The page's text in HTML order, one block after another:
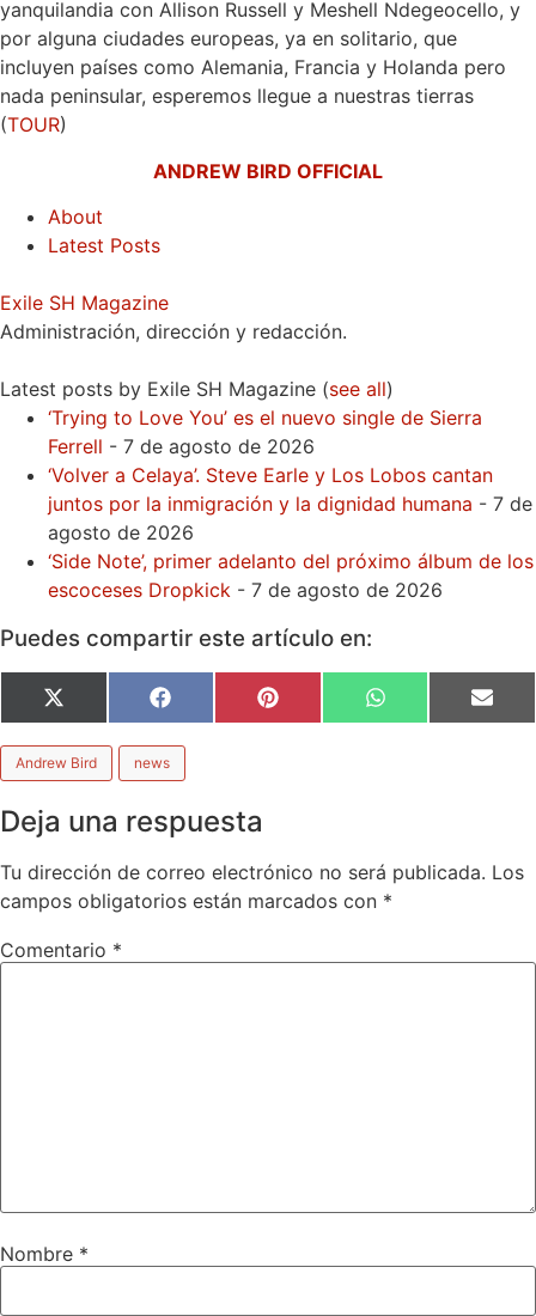
yanquilandia con Allison Russell y Meshell Ndegeocello, y
por alguna ciudades europeas, ya en solitario, que
incluyen países como Alemania, Francia y Holanda pero
nada peninsular, esperemos llegue a nuestras tierras
(TOUR)
ANDREW BIRD OFFICIAL
About
Latest Posts
Exile SH Magazine
Administración, dirección y redacción.
Latest posts by Exile SH Magazine (see all)
‘Trying to Love You’ es el nuevo single de Sierra
Ferrell - 7 de agosto de 2026
‘Volver a Celaya’. Steve Earle y Los Lobos cantan
juntos por la inmigración y la dignidad humana - 7 de
agosto de 2026
‘Side Note’, primer adelanto del próximo álbum de los
escoceses Dropkick - 7 de agosto de 2026
Puedes compartir este artículo en:
Compartir
en
X
(Twitter)
Compartir
en
Facebook
Compartir
en
Pinterest
Compartir
en
WhatsApp
en
Andrew Bird news
Deja una respuesta
Tu dirección de correo electrónico no será publicada. Los
campos obligatorios están marcados con *
Comentario *
Nombre *